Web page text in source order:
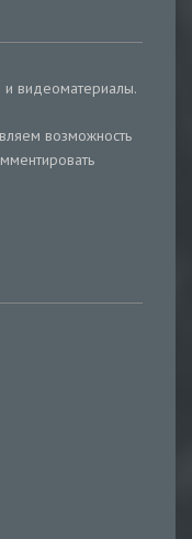
и видеоматериалы.
возможность